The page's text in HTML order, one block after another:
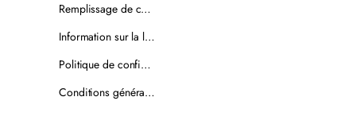
Remplissage de cartouches
Information sur la livraison
Politique de confidentialité
Conditions générales de vente